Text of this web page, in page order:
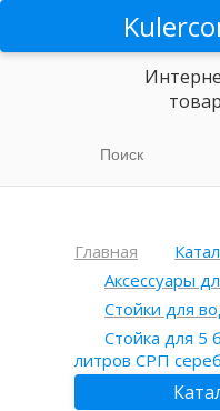
Главная
Аксессуары
Стойки для
Стойка для 5
литров СРП